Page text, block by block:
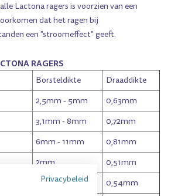
Lactona ragers is voorzien van een
dat het ragen bij
een "stroomeffect" geeft.
RAGERS
Borsteldikte
Draaddikte
2,5mm - 5mm
0,63mm
3,1mm - 8mm
0,72mm
6mm - 11mm
0,81mm
2mm
0,51mm
2,5mm
0,54mm
Privacybeleid